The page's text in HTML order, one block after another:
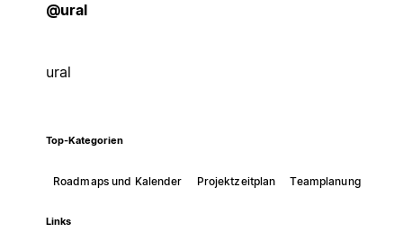
@ural
ural
Top-Kategorien
Roadmaps und Kalender Projektzeitplan Teamplanung
Links